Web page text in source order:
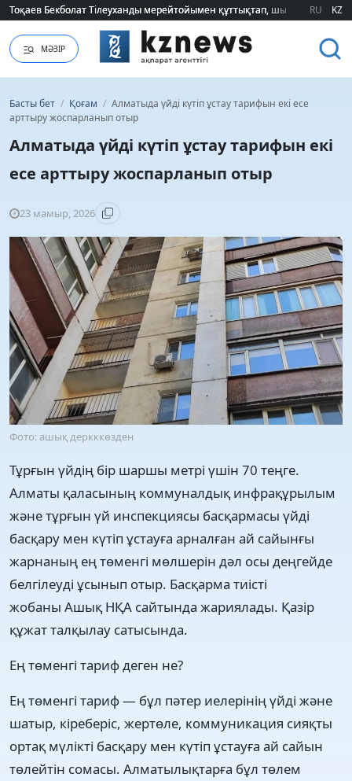
Тоқаев Бекболат Тілеуханды мерейтойымен құттықтап, шығармашылық
Тоқаев Бекболат Тілеуханды мерейтойымен құттықтап, шығармашылық
RU KZ
МӘЗІР
Басты бет / Қоғам / Алматыда үйді күтіп ұстау тарифын екі есе
арттыру жоспарланып отыр
Алматыда үйді күтіп ұстау тарифын екі
есе арттыру жоспарланып отыр
23 мамыр, 2026
Фото: ашық деркккөзден
Тұрғын үйдің бір шаршы метрі үшін 70 теңге.
Алматы қаласының коммуналдық инфрақұрылым
және тұрғын үй инспекциясы басқармасы үйді
басқару мен күтіп ұстауға арналған ай сайынғы
жарнаның ең төменгі мөлшерін дәл осы деңгейде
белгілеуді ұсынып отыр. Басқарма тиісті
жобаны Ашық НҚА сайтында жариялады. Қазір
құжат талқылау сатысында.
Ең төменгі тариф деген не?
Ең төменгі тариф — бұл пәтер иелерінің үйді және
шатыр, кіреберіс, жертөле, коммуникация сияқты
ортақ мүлікті басқару мен күтіп ұстауға ай сайын
төлейтін сомасы. Алматылықтарға бұл төлем